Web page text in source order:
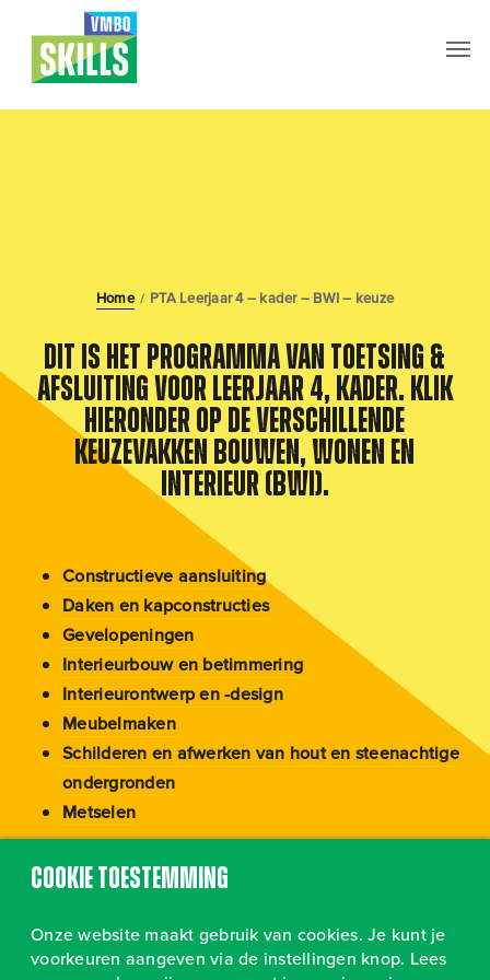
Home / PTA Leerjaar 4 – kader – BWI – keuze
Dit is het Programma van Toetsing &
Afsluiting voor leerjaar 4, kader. Klik
hieronder op de verschillende
keuzevakken Bouwen, Wonen en
Interieur (BWI).
Constructieve aansluiting
Daken en kapconstructies
Gevelopeningen
Interieurbouw en betimmering
Interieurontwerp en -design
Meubelmaken
Schilderen en afwerken van hout en steenachtige
ondergronden
Metselen
Terug naar kader
Cookie toestemming
Onze website maakt gebruik van cookies. Je kunt je
voorkeuren aangeven via de instellingen knop. Lees